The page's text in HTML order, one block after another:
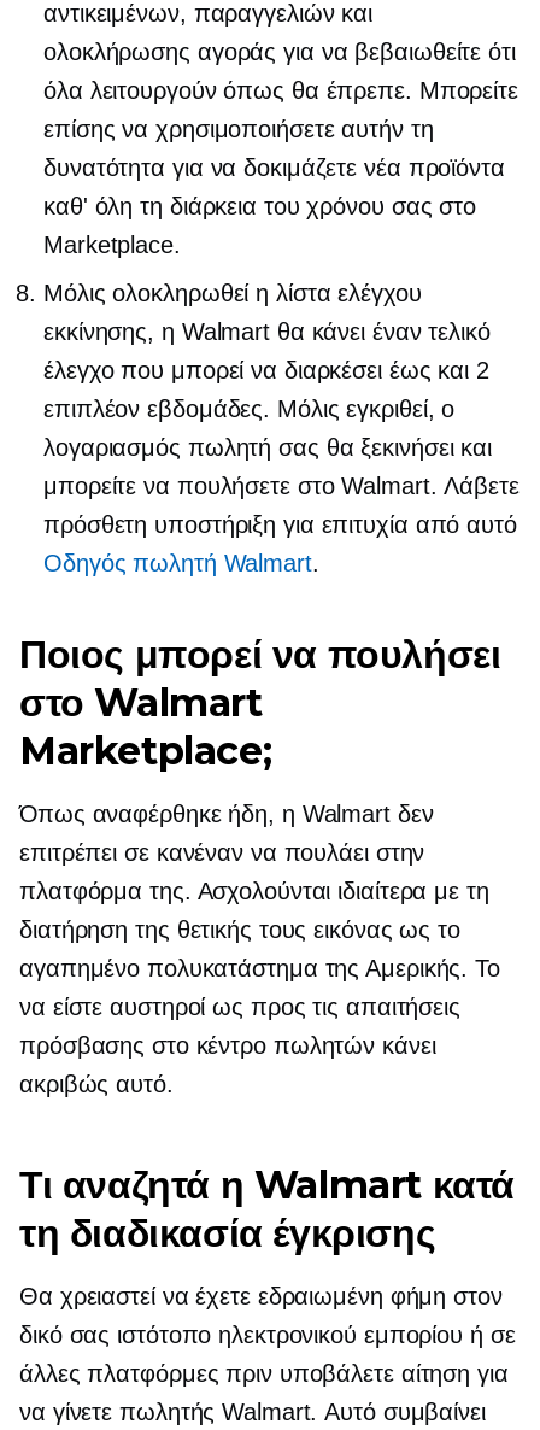
αντικειμένων, παραγγελιών και
ολοκλήρωσης αγοράς για να βεβαιωθείτε ότι
όλα λειτουργούν όπως θα έπρεπε. Μπορείτε
επίσης να χρησιμοποιήσετε αυτήν τη
δυνατότητα για να δοκιμάζετε νέα προϊόντα
καθ' όλη τη διάρκεια του χρόνου σας στο
Marketplace.
Μόλις ολοκληρωθεί η λίστα ελέγχου
εκκίνησης, η Walmart θα κάνει έναν τελικό
έλεγχο που μπορεί να διαρκέσει έως και 2
επιπλέον εβδομάδες. Μόλις εγκριθεί, ο
λογαριασμός πωλητή σας θα ξεκινήσει και
μπορείτε να πουλήσετε στο Walmart. Λάβετε
πρόσθετη υποστήριξη για επιτυχία από αυτό
Οδηγός πωλητή Walmart.
Ποιος μπορεί να πουλήσει
στο Walmart
Marketplace;
Όπως αναφέρθηκε ήδη, η Walmart δεν
επιτρέπει σε κανέναν να πουλάει στην
πλατφόρμα της. Ασχολούνται ιδιαίτερα με τη
διατήρηση της θετικής τους εικόνας ως το
αγαπημένο πολυκατάστημα της Αμερικής. Το
να είστε αυστηροί ως προς τις απαιτήσεις
πρόσβασης στο κέντρο πωλητών κάνει
ακριβώς αυτό.
Τι αναζητά η Walmart κατά
τη διαδικασία έγκρισης
Θα χρειαστεί να έχετε εδραιωμένη φήμη στον
δικό σας ιστότοπο ηλεκτρονικού εμπορίου ή σε
άλλες πλατφόρμες πριν υποβάλετε αίτηση για
να γίνετε πωλητής Walmart. Αυτό συμβαίνει